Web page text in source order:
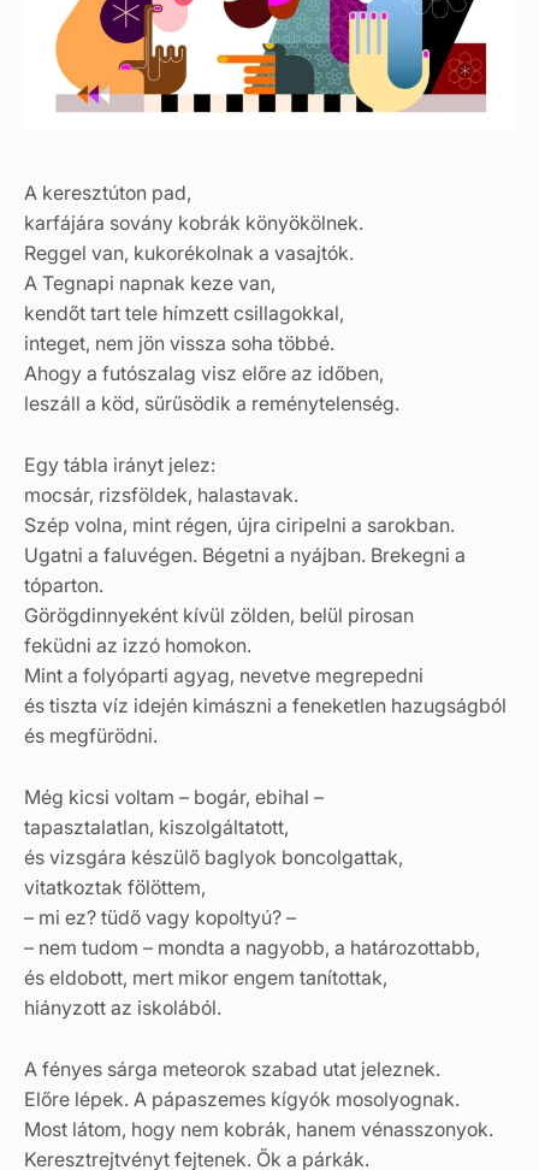
A keresztúton pad,
karfájára sovány kobrák könyökölnek.
Reggel van, kukorékolnak a vasajtók.
A Tegnapi napnak keze van,
kendőt tart tele hímzett csillagokkal,
integet, nem jön vissza soha többé.
Ahogy a futószalag visz előre az időben,
leszáll a köd, sűrűsödik a reménytelenség.
Egy tábla irányt jelez:
mocsár, rizsföldek, halastavak.
Szép volna, mint régen, újra ciripelni a sarokban.
Ugatni a faluvégen. Bégetni a nyájban. Brekegni a
tóparton.
Görögdinnyeként kívül zölden, belül pirosan
feküdni az izzó homokon.
Mint a folyóparti agyag, nevetve megrepedni
és tiszta víz idején kimászni a feneketlen hazugságból
és megfürödni.
Még kicsi voltam – bogár, ebihal –
tapasztalatlan, kiszolgáltatott,
és vizsgára készülő baglyok boncolgattak,
vitatkoztak fölöttem,
– mi ez? tüdő vagy kopoltyú? –
– nem tudom – mondta a nagyobb, a határozottabb,
és eldobott, mert mikor engem tanítottak,
hiányzott az iskolából.
A fényes sárga meteorok szabad utat jeleznek.
Előre lépek. A pápaszemes kígyók mosolyognak.
Most látom, hogy nem kobrák, hanem vénasszonyok.
Keresztrejtvényt fejtenek. Ők a párkák.